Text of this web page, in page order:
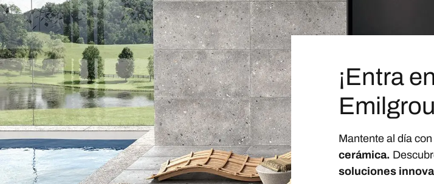
¡Entra
Mantente al día
cerámica.
soluciones